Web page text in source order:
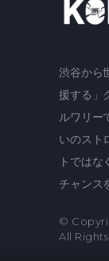
渋谷から
援する」
ルワリー
いのスト
トでは
チャンス
©
All